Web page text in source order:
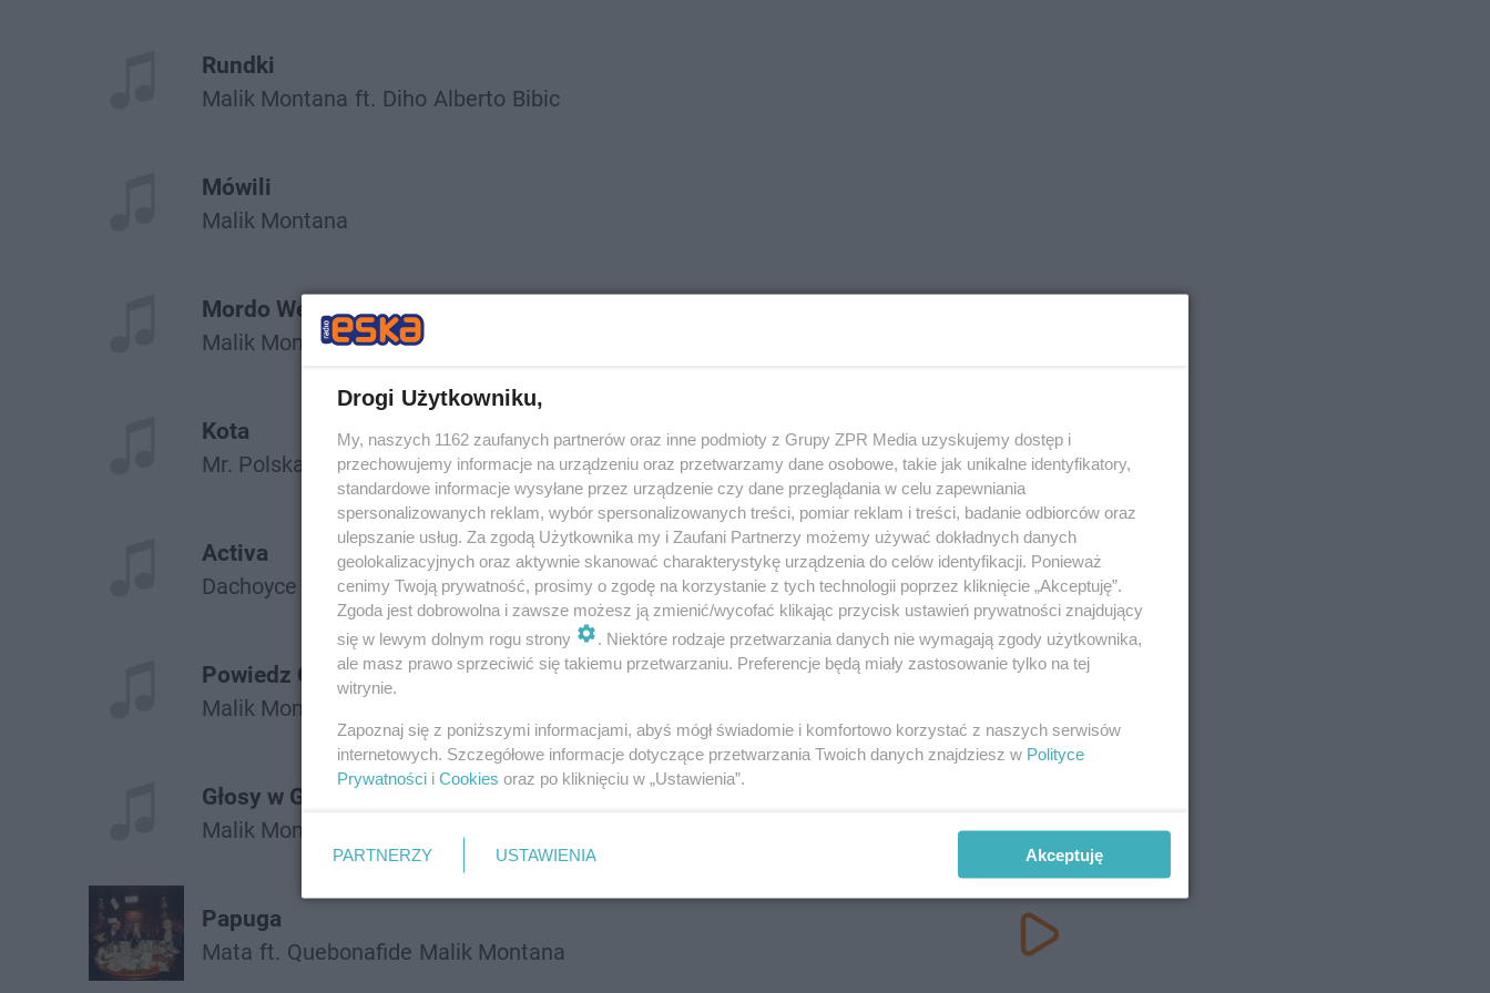
Rundki
Malik Montana ft. Diho Alberto Bibic
Mówili
Malik Montana
Mordo Weź
Malik Montana Lx
Kota
Mr. Polska
Malik Montana
Activa
Dachoyce
Malik Montana
Powiedz Co
Malik Montana
Głosy w Głowie
Malik Montana
Papuga
Mata ft. Quebonafide Malik Montana
Drogi Użytkowniku,
My, naszych 1162 zaufanych partnerów oraz inne podmioty z Grupy ZPR Media uzyskujemy dostęp i
przechowujemy informacje na urządzeniu oraz przetwarzamy dane osobowe, takie jak unikalne identyfikatory,
standardowe informacje wysyłane przez urządzenie czy dane przeglądania w celu zapewniania
spersonalizowanych reklam, wybór spersonalizowanych treści, pomiar reklam i treści, badanie odbiorców oraz
ulepszanie usług. Za zgodą Użytkownika my i Zaufani Partnerzy możemy używać dokładnych danych
geolokalizacyjnych oraz aktywnie skanować charakterystykę urządzenia do celów identyfikacji. Ponieważ
cenimy Twoją prywatność, prosimy o zgodę na korzystanie z tych technologii poprzez kliknięcie „Akceptuję”.
Zgoda jest dobrowolna i zawsze możesz ją zmienić/wycofać klikając przycisk ustawień prywatności znajdujący
się w lewym dolnym rogu strony
. Niektóre rodzaje przetwarzania danych nie wymagają zgody użytkownika,
ale masz prawo sprzeciwić się takiemu przetwarzaniu. Preferencje będą miały zastosowanie tylko na tej
witrynie.
Zapoznaj się z poniższymi informacjami, abyś mógł świadomie i komfortowo korzystać z naszych serwisów
internetowych. Szczegółowe informacje dotyczące przetwarzania Twoich danych znajdziesz w Polityce
Prywatności i Cookies oraz po kliknięciu w „Ustawienia”.
PARTNERZY USTAWIENIA Akceptuję